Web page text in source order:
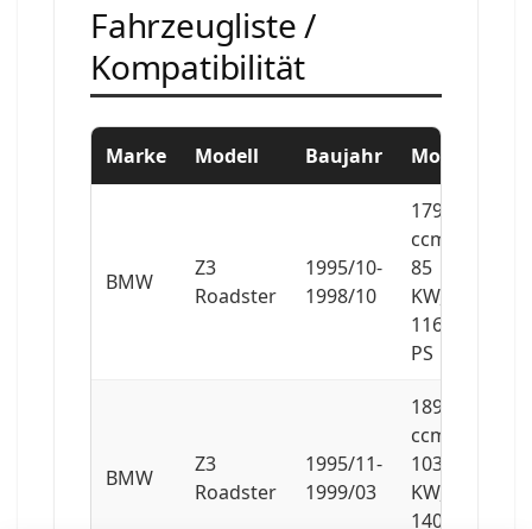
Fahrzeugliste /
Kompatibilität
Marke Modell Baujahr Motor
BMW
Z3
Roadster
1995/10-
1998/10
1796
ccm,
85
KW,
116
PS
BMW
Z3
Roadster
1995/11-
1999/03
1895
ccm,
103
KW,
140